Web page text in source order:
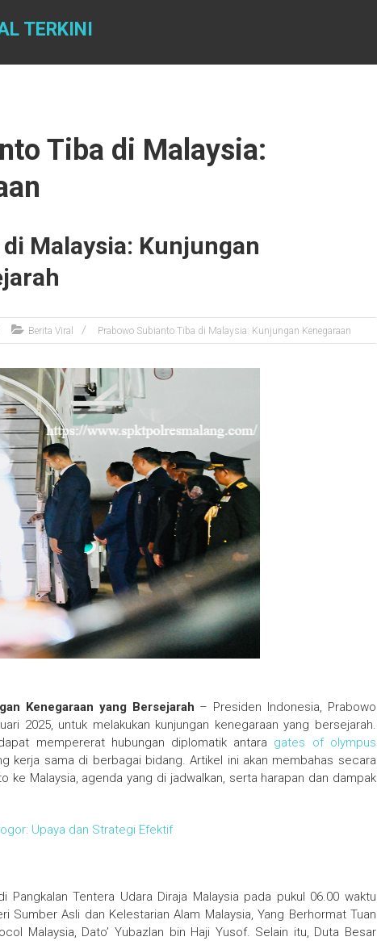
TERKINI
Tiba di Malaysia:
Malaysia: Kunjungan
Berita Viral Prabowo Subianto Tiba di Malaysia: Kunjungan Kenegaraan
Kenegaraan yang Bersejarah – Presiden Indonesia, Prabowo
2025, untuk melakukan kunjungan kenegaraan yang bersejarah.
mempererat hubungan diplomatik antara gates of olympus
kerja sama di berbagai bidang. Artikel ini akan membahas secara
ke Malaysia, agenda yang di jadwalkan, serta harapan dan dampak
Upaya dan Strategi Efektif
Tentera Udara Diraja Malaysia pada pukul 06.00 waktu
Sumber Asli dan Kelestarian Alam Malaysia, Yang Berhormat Tuan
Malaysia, Dato’ Yubazlan bin Haji Yusof. Selain itu, Duta Besar